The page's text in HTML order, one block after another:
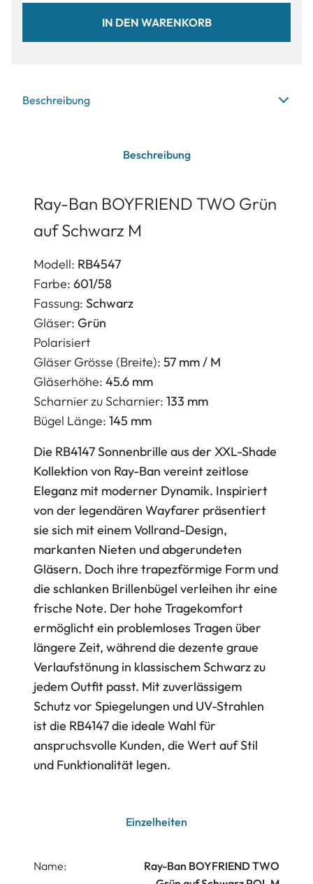
IN DEN WARENKORB
Beschreibung
Beschreibung
Ray-Ban BOYFRIEND TWO Grün
auf Schwarz M
Modell: RB4547
Farbe: 601/58
Fassung: Schwarz
Gläser: Grün
Polarisiert
Gläser Grösse (Breite): 57 mm / M
Gläserhöhe: 45.6 mm
Scharnier zu Scharnier: 133 mm
Bügel Länge: 145 mm
Die RB4147 Sonnenbrille aus der XXL-Shade
Kollektion von Ray-Ban vereint zeitlose
Eleganz mit moderner Dynamik. Inspiriert
von der legendären Wayfarer präsentiert
sie sich mit einem Vollrand-Design,
markanten Nieten und abgerundeten
Gläsern. Doch ihre trapezförmige Form und
die schlanken Brillenbügel verleihen ihr eine
frische Note. Der hohe Tragekomfort
ermöglicht ein problemloses Tragen über
längere Zeit, während die dezente graue
Verlaufstönung in klassischem Schwarz zu
jedem Outfit passt. Mit zuverlässigem
Schutz vor Spiegelungen und UV-Strahlen
ist die RB4147 die ideale Wahl für
anspruchsvolle Kunden, die Wert auf Stil
und Funktionalität legen.
Einzelheiten
Name:
Ray-Ban BOYFRIEND TWO